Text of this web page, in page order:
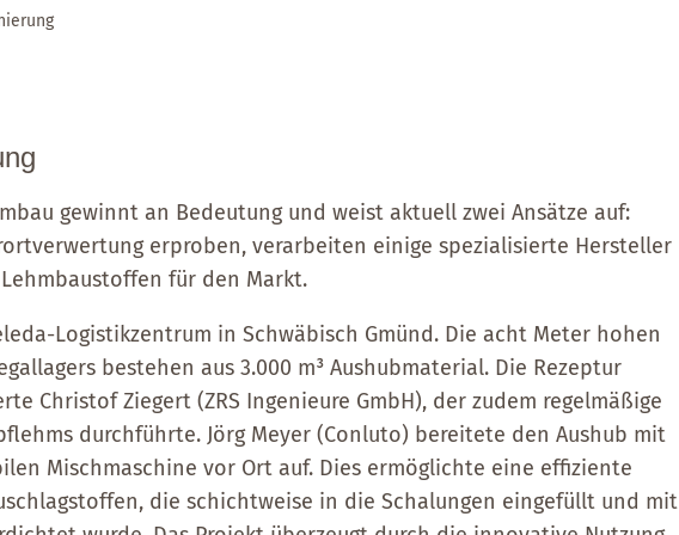
gewinnt an Bedeutung und weist aktuell zwei Ansätze auf:
erproben, verarbeiten einige spezialisierte Hersteller
für den Markt.
Logistikzentrum in Schwäbisch Gmünd. Die acht Meter hohen
bestehen aus 3.000 m³ Aushubmaterial. Die Rezeptur
Christof Ziegert (ZRS Ingenieure GmbH), der zudem regelmäßige
durchführte. Jörg Meyer (Conluto) bereitete den Aushub mit
Mischmaschine vor Ort auf. Dies ermöglichte eine effiziente
die schichtweise in die Schalungen eingefüllt und mit